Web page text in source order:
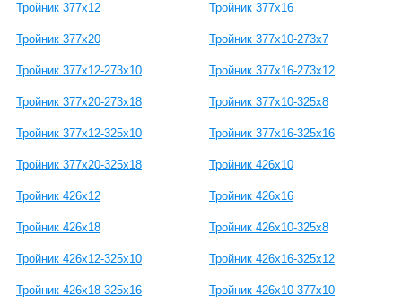
Тройник 377х12 Тройник 377х16
Тройник 377х20 Тройник 377х10-273х7
Тройник 377х12-273х10 Тройник 377х16-273х12
Тройник 377х20-273х18 Тройник 377х10-325х8
Тройник 377х12-325х10 Тройник 377х16-325х16
Тройник 377х20-325х18 Тройник 426х10
Тройник 426х12 Тройник 426х16
Тройник 426х18 Тройник 426х10-325х8
Тройник 426х12-325х10 Тройник 426х16-325х12
Тройник 426х18-325х16 Тройник 426х10-377х10